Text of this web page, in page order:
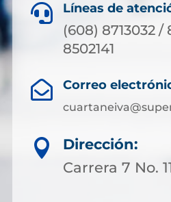
 Líneas de
(608) 8713032 /
8502141
 Correo

Dirección:
Carrera 7 No.